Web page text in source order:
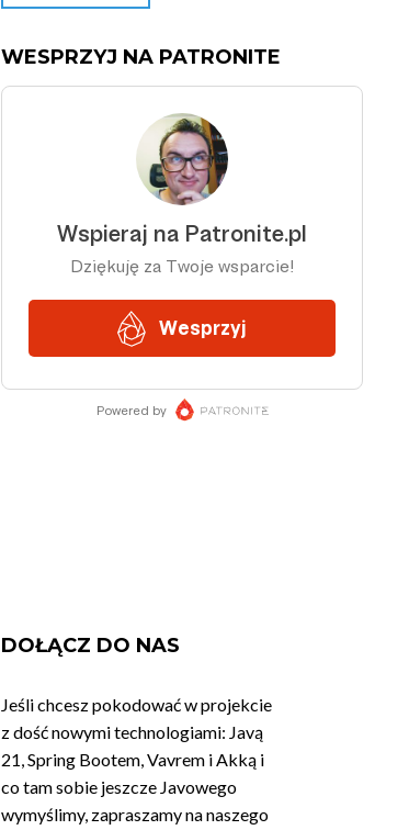
WESPRZYJ NA PATRONITE
DOŁĄCZ DO NAS
Jeśli chcesz pokodować w projekcie
z dość nowymi technologiami: Javą
21, Spring Bootem, Vavrem i Akką i
co tam sobie jeszcze Javowego
wymyślimy, zapraszamy na naszego